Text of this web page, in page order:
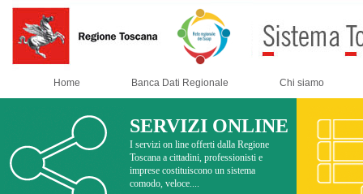
Home Banca Dati Regionale Chi siamo
SERVIZI ONLINE
I servizi on line offerti dalla Regione
Toscana a cittadini, professionisti e
imprese costituiscono un sistema
comodo, veloce....